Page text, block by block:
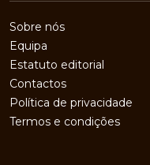
Sobre nós
Equipa
Estatuto editorial
Contactos
Política de privacidade
Termos e condições